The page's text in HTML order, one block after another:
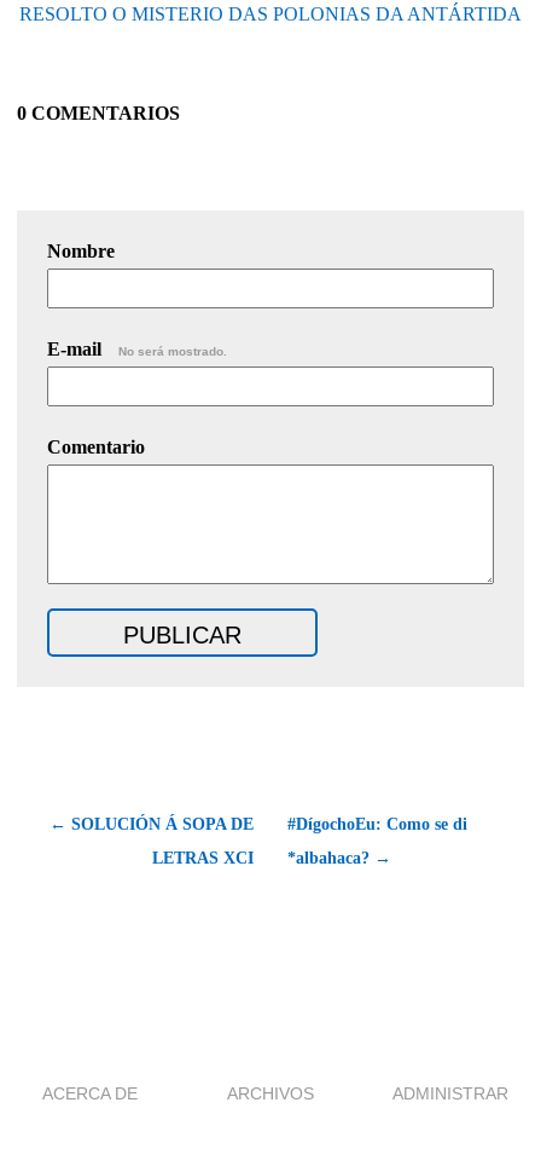
RESOLTO O MISTERIO DAS POLONIAS DA ANTÁRTIDA
0 COMENTARIOS
Nombre
E-mail No será mostrado.
Comentario
← SOLUCIÓN Á SOPA DE
LETRAS XCI
#DígochoEu: Como se di
*albahaca? →
ACERCA DE ARCHIVOS ADMINISTRAR